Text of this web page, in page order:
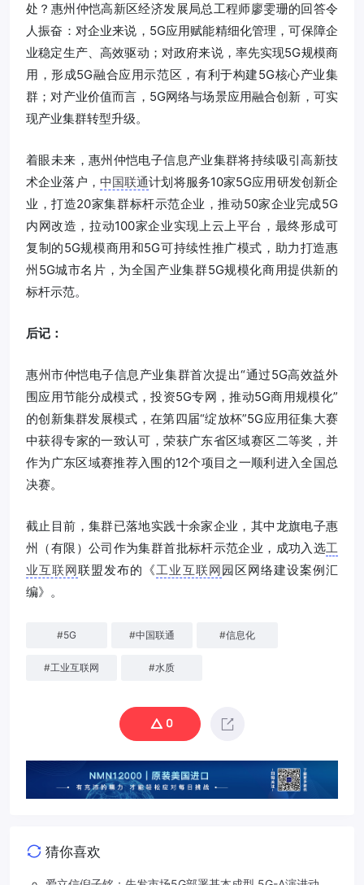
处？惠州仲恺高新区经济发展局总工程师廖雯珊的回答令
人振奋：对企业来说，5G应用赋能精细化管理，可保障企
业稳定生产、高效驱动；对政府来说，率先实现5G规模商
用，形成5G融合应用示范区，有利于构建5G核心产业集
群；对产业价值而言，5G网络与场景应用融合创新，可实
现产业集群转型升级。
着眼未来，惠州仲恺电子信息产业集群将持续吸引高新技
术企业落户， 中国联通计划将服务10家5G应用研发创新企
业，打造20家集群标杆示范企业，推动50家企业完成5G
内网改造，拉动100家企业实现上云上平台，最终形成可
复制的5G规模商用和5G可持续性推广模式，助力打造惠
州5G城市名片，为全国产业集群5G规模化商用提供新的
标杆示范。
后记：
惠州市仲恺电子信息产业集群首次提出“通过5G高效益外
围应用节能分成模式，投资5G专网，推动5G商用规模化”
的创新集群发展模式，在第四届“绽放杯”5G应用征集大赛
中获得专家的一致认可，荣获广东省区域赛区二等奖，并
作为广东区域赛推荐入围的12个项目之一顺利进入全国总
决赛。
截止目前，集群已落地实践十余家企业，其中龙旗电子惠
州（有限）公司作为集群首批标杆示范企业，成功入选工
业互联网联盟发布的《工业互联网园区网络建设案例汇
编》。
#5G #中国联通 #信息化
#工业互联网 #水质
0
猜你喜欢